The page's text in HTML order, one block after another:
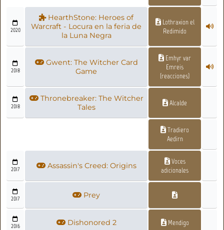
2020
HearthStone: Heroes of
Warcraft - Locura en la feria de
la Luna Negra
Lothraxion el
Redimido
2018
Gwent: The Witcher Card
Game
Emhyr var
Emreis
(reacciones)
2018
Thronebreaker: The Witcher
Tales
Alcalde
Tradiero
Aedirn
2017 Assassin's Creed: Origins
Voces
adicionales
2017 Prey
2016 Dishonored 2 Mendigo